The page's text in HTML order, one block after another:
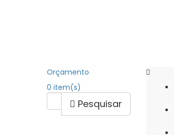
Orçamento
0 item(s)
Pesquisar